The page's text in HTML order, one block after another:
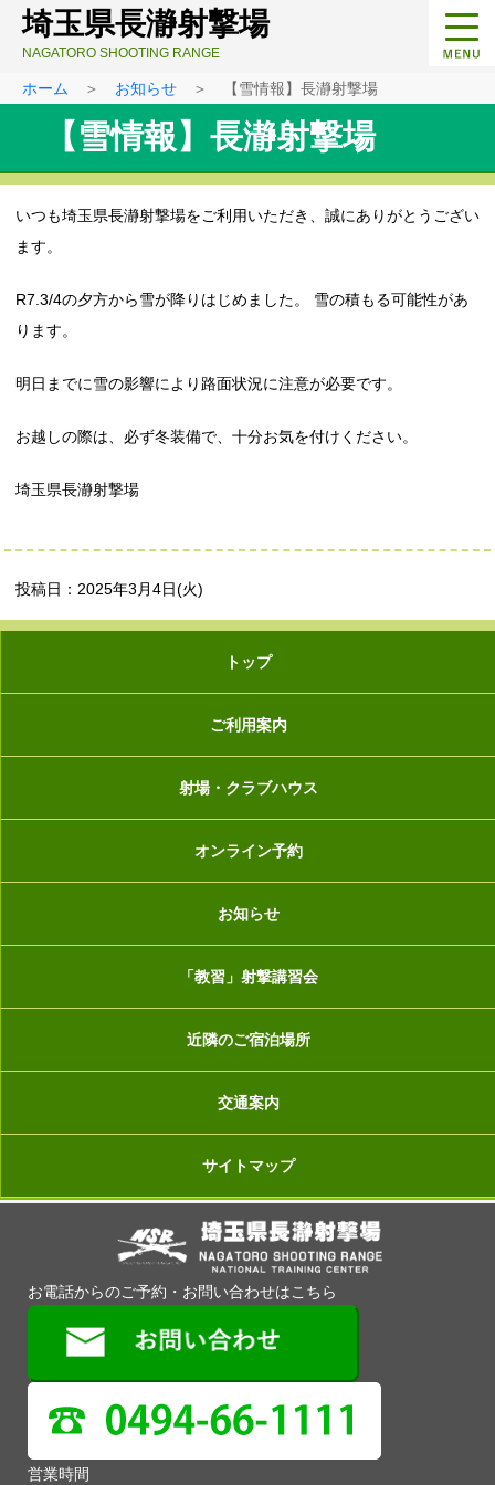
埼玉県長瀞射撃場
NAGATORO SHOOTING RANGE
ホーム ＞ お知らせ ＞ 【雪情報】長瀞射撃場
【雪情報】長瀞射撃場
いつも埼玉県長瀞射撃場をご利用いただき、誠にありがとうござい
ます。
R7.3/4の夕方から雪が降りはじめました。 雪の積もる可能性があ
ります。
明日までに雪の影響により路面状況に注意が必要です。
お越しの際は、必ず冬装備で、十分お気を付けください。
埼玉県長瀞射撃場
投稿日：2025年3月4日(火)
トップ
ご利用案内
射場・クラブハウス
オンライン予約
お知らせ
「教習」射撃講習会
近隣のご宿泊場所
交通案内
サイトマップ
お電話からのご予約・お問い合わせはこちら
営業時間